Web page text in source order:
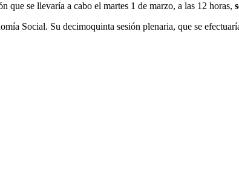
que se llevaría a cabo el martes 1 de marzo, a las 12 horas,
Social. Su decimoquinta sesión plenaria, que se